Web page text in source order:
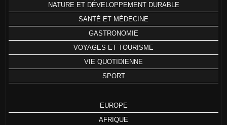
NATURE ET DÉVELOPPEMENT DURABLE
SANTÉ ET MÉDECINE
GASTRONOMIE
VOYAGES ET TOURISME
VIE QUOTIDIENNE
SPORT
EUROPE
AFRIQUE